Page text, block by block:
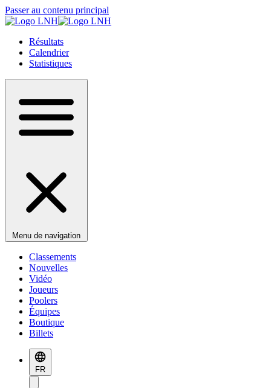
Passer au contenu principal
Résultats
Calendrier
Statistiques
Menu de navigation
Classements
Nouvelles
Vidéo
Joueurs
Poolers
Équipes
Boutique
Billets
FR